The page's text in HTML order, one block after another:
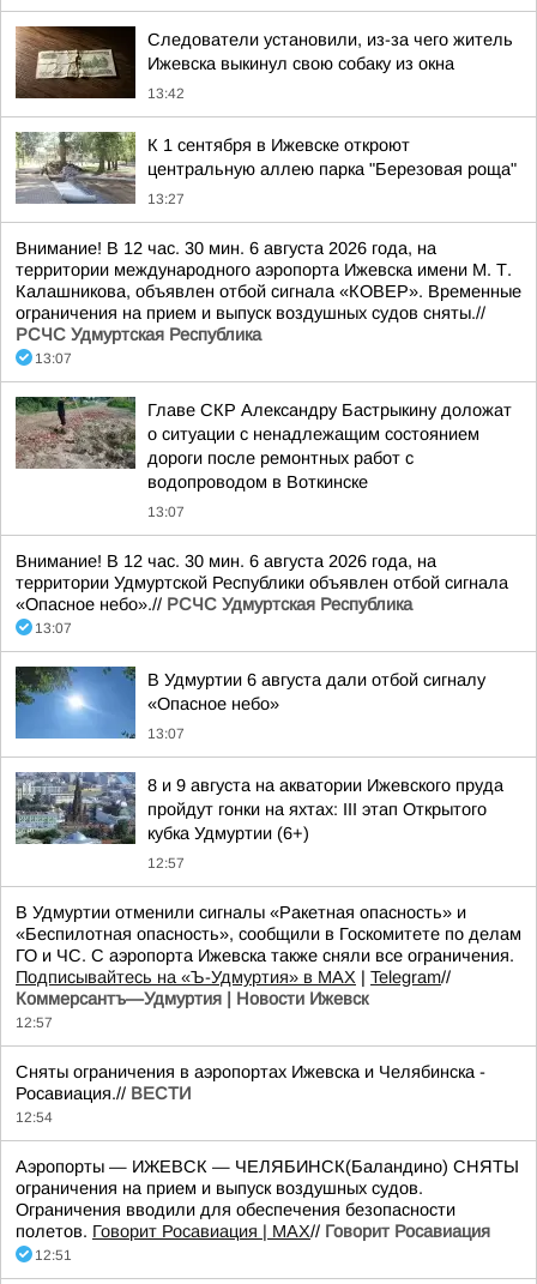
Следователи установили, из-за чего житель
Ижевска выкинул свою собаку из окна
13:42
К 1 сентября в Ижевске откроют
центральную аллею парка "Березовая роща"
13:27
Внимание! В 12 час. 30 мин. 6 августа 2026 года, на
территории международного аэропорта Ижевска имени М. Т.
Калашникова, объявлен отбой сигнала «КОВЕР». Временные
ограничения на прием и выпуск воздушных судов сняты.//
РСЧС Удмуртская Республика
13:07
Главе СКР Александру Бастрыкину доложат
о ситуации с ненадлежащим состоянием
дороги после ремонтных работ с
водопроводом в Воткинске
13:07
Внимание! В 12 час. 30 мин. 6 августа 2026 года, на
территории Удмуртской Республики объявлен отбой сигнала
«Опасное небо».// РСЧС Удмуртская Республика
13:07
В Удмуртии 6 августа дали отбой сигналу
«Опасное небо»
13:07
8 и 9 августа на акватории Ижевского пруда
пройдут гонки на яхтах: III этап Открытого
кубка Удмуртии (6+)
12:57
В Удмуртии отменили сигналы «Ракетная опасность» и
«Беспилотная опасность», сообщили в Госкомитете по делам
ГО и ЧС. С аэропорта Ижевска также сняли все ограничения.
Подписывайтесь на «Ъ-Удмуртия» в MAX | Telegram//
Коммерсантъ—Удмуртия | Новости Ижевск
12:57
Сняты ограничения в аэропортах Ижевска и Челябинска -
Росавиация.// ВЕСТИ
12:54
Аэропорты — ИЖЕВСК — ЧЕЛЯБИНСК(Баландино) СНЯТЫ
ограничения на прием и выпуск воздушных судов.
Ограничения вводили для обеспечения безопасности
полетов. Говорит Росавиация | MAX// Говорит Росавиация
12:51